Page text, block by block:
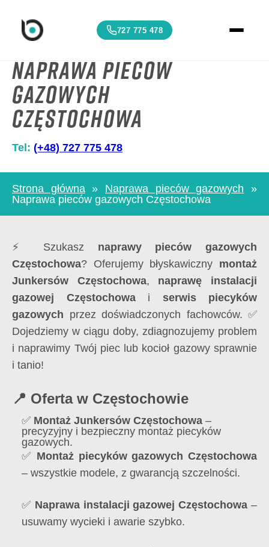
727 775 478
Naprawa pieców
gazowych
Częstochowa
Tel: (+48) 727 775 478
Strona główna» Naprawa pieców gazowych »
Naprawa pieców gazowych Częstochowa
⚡ Szukasz naprawy pieców gazowych
Częstochowa? Oferujemy błyskawiczny montaż
Junkersów Częstochowa, naprawę instalacji
gazowej Częstochowai serwis piecyków
gazowych przez doświadczonych fachowców. ✅
Dojedziemy w ciągu doby, zdiagnozujemy problem
i naprawimy Twój piec lub kocioł gazowy sprawnie
i tanio!
📍 Oferta w Częstochowie
✅ Montaż Junkersów Częstochowa –
precyzyjny i bezpieczny montaż piecyków
gazowych.
✅ Montaż piecyków gazowych Częstochowa
– wszystkie modele, z gwarancją szczelności.
✅ Naprawa instalacji gazowej Częstochowa –
usuwamy wycieki i awarie szybko.